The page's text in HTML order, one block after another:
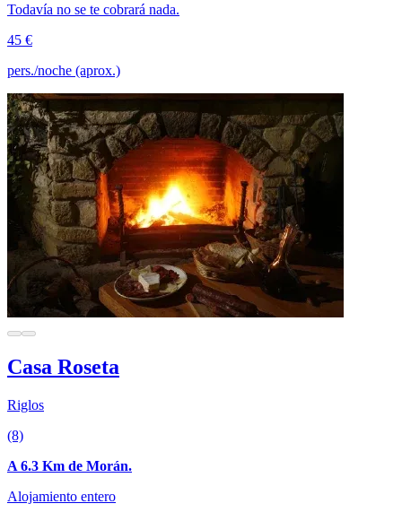
Todavía no se te cobrará nada.
45 €
pers./noche (aprox.)
Casa Roseta
Riglos
(8)
A 6.3 Km de Morán.
Alojamiento entero